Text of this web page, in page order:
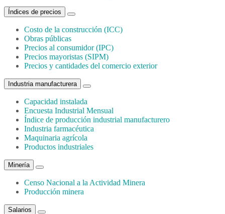
Índices de precios
Costo de la construcción (ICC)
Obras públicas
Precios al consumidor (IPC)
Precios mayoristas (SIPM)
Precios y cantidades del comercio exterior
Industria manufacturera
Capacidad instalada
Encuesta Industrial Mensual
Índice de producción industrial manufacturero
Industria farmacéutica
Maquinaria agrícola
Productos industriales
Minería
Censo Nacional a la Actividad Minera
Producción minera
Salarios